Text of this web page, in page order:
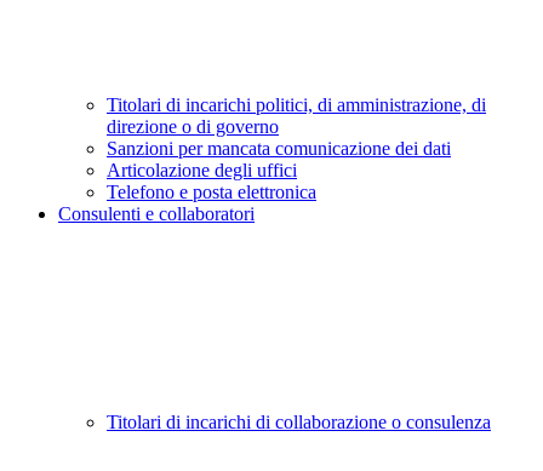
Titolari di incarichi politici, di amministrazione, di
direzione o di governo
Sanzioni per mancata comunicazione dei dati
Articolazione degli uffici
Telefono e posta elettronica
Consulenti e collaboratori
Titolari di incarichi di collaborazione o consulenza